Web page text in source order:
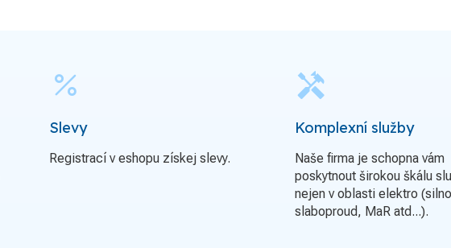
percent
Slevy
Registrací v eshopu získej slevy.
handyman
Komplexní služby
Naše firma je schopna vám
poskytnout širokou škálu
nejen v oblasti elektro
slaboproud, MaR atd...).